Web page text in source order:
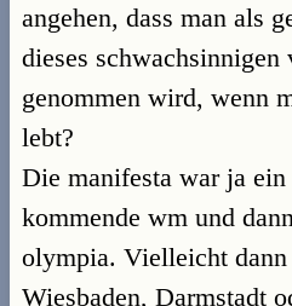
angehen, dass man als
dieses schwachsinnigen
genommen wird, wenn
lebt?
Die manifesta war ja
kommende wm und dann
olympia. Vielleicht dann
Wiesbaden, Darmstadt